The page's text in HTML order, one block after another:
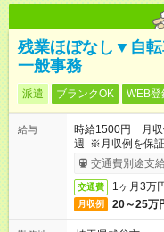
残業ほぼなし▼自
一般事務
派遣 ブランクOK WEB登
給与
時給1500円 月収
週 ※月収例を保
ービス利用可（利
交通費別途支
交通費 1ヶ月3万
月収例 20～25万